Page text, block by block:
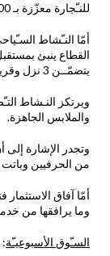
للنـّجارة معزّزة بـ 1300 نجارا و40 ورشة لصناعة الأثاث
القطاع ينبئ
يتضمّــن 3 نزل وقرية سياحيّة تبلغ طاقة استيعابها الـ 3000 سرير
ويرتكز النـشاط
والملابس الجاهزة.
وتجدر الإشارة إلى
من الحرفيين وباتت
أمّا آفاق الاستثمار
وما يرافقها من
السـّوق الأسبوعيـّة: